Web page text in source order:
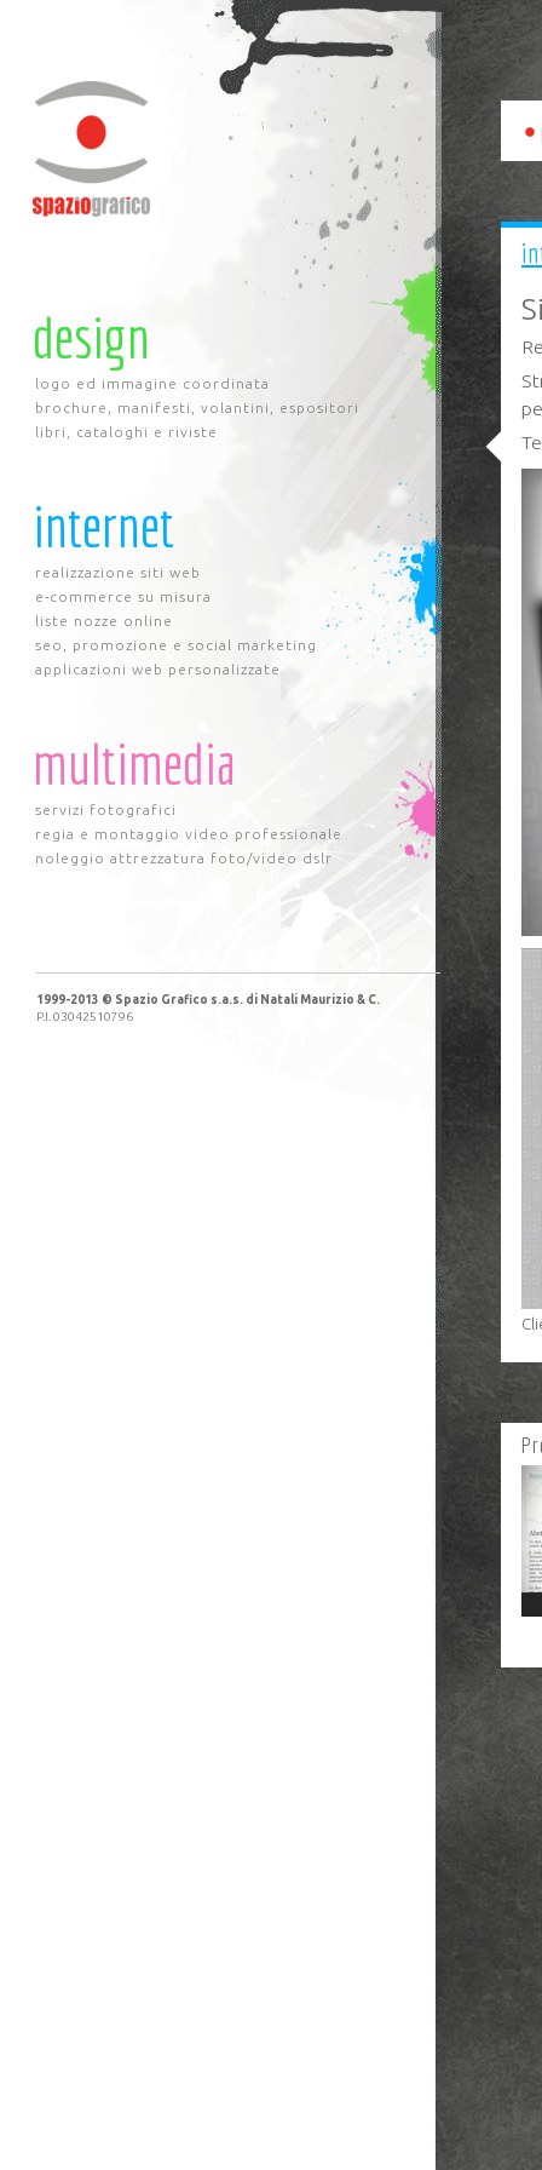
design
logo ed immagine coordinata
brochure, manifesti, volantini, espositori
libri, cataloghi e riviste
internet
realizzazione siti web
e-commerce su misura
liste nozze online
seo, promozione e social marketing
applicazioni web personalizzate
multimedia
servizi fotografici
regia e montaggio video professionale
noleggio attrezzatura foto/video dslr
1999-2013 © Spazio Grafico s.a.s. di Natali Maurizio & C.
P.I. 03042510796